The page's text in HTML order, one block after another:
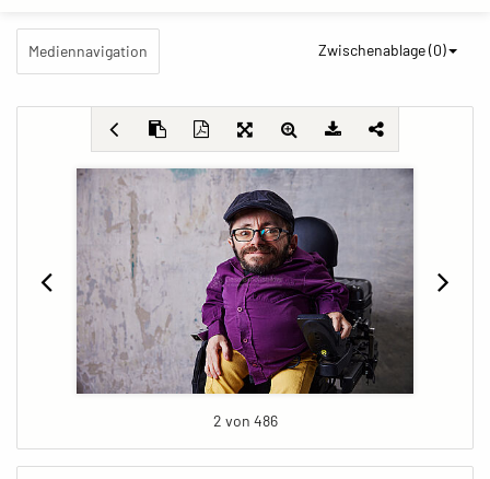
Mediennavigation Zwischenablage (0)
2 von 486